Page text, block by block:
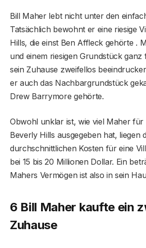
Bill Maher lebt nicht unter den
Tatsächlich bewohnt er eine riesige
Hills, die einst Ben Affleck gehörte .
und einem riesigen Grundstück ganz
sein Zuhause zweifellos
er auch das Nachbargrundstück
Drew Barrymore gehörte.
Obwohl unklar ist, wie viel Maher für
Beverly Hills ausgegeben hat, liegen
durchschnittlichen Kosten für eine
bei 15 bis 20 Millionen Dollar. Ein
Mahers Vermögen ist also in sein
6 Bill Maher kaufte ein
Zuhause